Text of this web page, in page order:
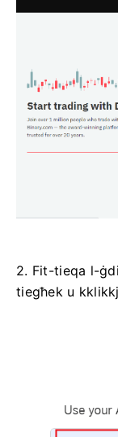
2. Fit-tieqa l-
tiegħek u